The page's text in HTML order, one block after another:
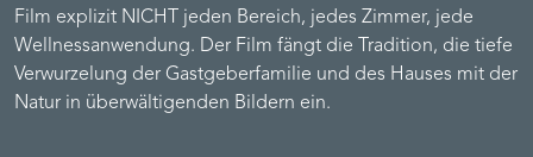
Film explizit NICHT jeden Bereich, jedes Zimmer, jede
Wellnessanwendung. Der Film fängt die Tradition, die tiefe
Verwurzelung der Gastgeberfamilie und des Hauses mit der
Natur in überwältigenden Bildern ein.